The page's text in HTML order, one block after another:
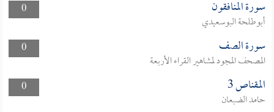
0
سورة المنافقون
أبوطلحة البوسعيدي
0
سورة الصف
المصحف المجود لمشاهير القراء الأربعة
0
المقناص 3
حامد الضبعان